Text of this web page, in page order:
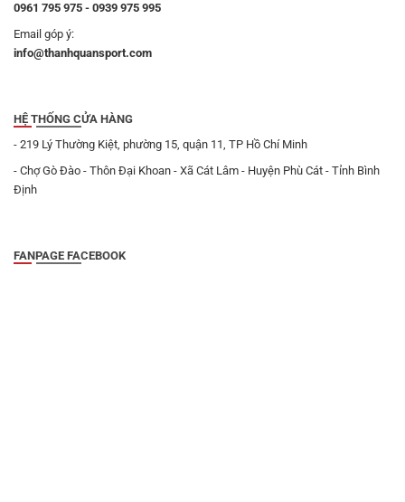
0961 795 975 - 0939 975 995
Email góp ý:
info@thanhquansport.com
HỆ THỐNG CỬA HÀNG
- 219 Lý Thường Kiệt, phường 15, quận 11, TP Hồ Chí Minh
- Chợ Gò Đào - Thôn Đại Khoan - Xã Cát Lâm - Huyện Phù Cát - Tỉnh Bình
Định
FANPAGE FACEBOOK